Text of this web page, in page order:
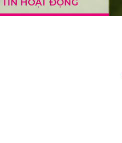
TIN HOẠT ĐỘNG